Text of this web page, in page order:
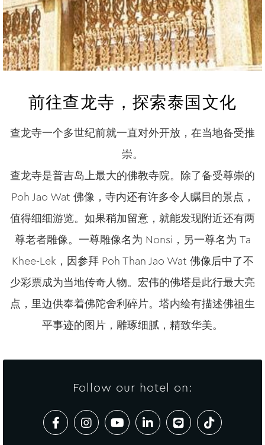
前往查龙寺，探索泰国文化
查龙寺一个多世纪前就一直对外开放，在当地备受推
崇。
查龙寺是普吉岛上最大的佛教寺院。除了备受尊崇的
Poh Jao Wat 佛像，寺内还有许多令人瞩目的景点，
值得细细游览。如果稍加留意，就能发现附近还有两
尊老者雕像。一尊雕像名为 Nonsi，另一尊名为 Ta
Khee-Lek，因参拜 Poh Than Jao Wat 佛像后中了不
少彩票成为当地传奇人物。宏伟的佛塔是此行最大亮
点，里边供奉着佛陀舍利碎片。塔内绘有描述佛祖生
平事迹的图片，雕琢细腻，精致华美。
Follow our hotel on: